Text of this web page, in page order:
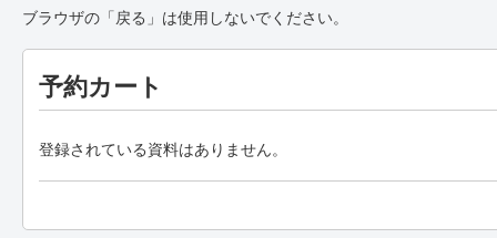
ブラウザの「戻る」は使用しないでください。
予約カート
登録されている資料はありません。